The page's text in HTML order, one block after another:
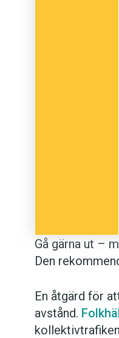
Gå gärna ut –
Den
En åtgärd för
avstånd.